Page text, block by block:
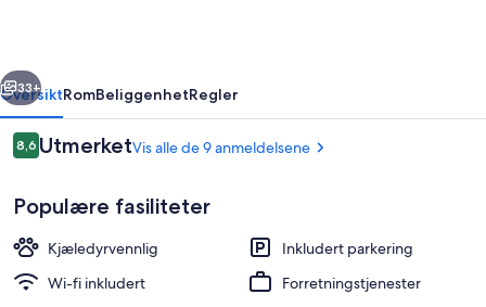
Neste
33+
OversiktRomBeliggenhetRegler
Anmeldelser
8,68,6 av 10 –
UtmerketVis alle de 9 anmeldelsene
Populære fasiliteter
Kjæledyrvennlig
Inkludert parkering
Wi-fi inkludert
Forretningstjenester